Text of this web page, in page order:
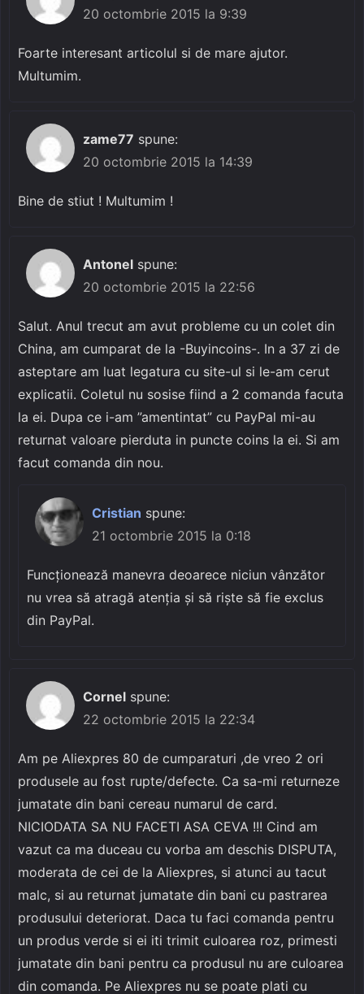
20 octombrie 2015 la 9:39
Foarte interesant articolul si de mare ajutor.
Multumim.
zame77 spune:
20 octombrie 2015 la 14:39
Bine de stiut ! Multumim !
Antonel spune:
20 octombrie 2015 la 22:56
Salut. Anul trecut am avut probleme cu un colet din
China, am cumparat de la -Buyincoins-. In a 37 zi de
asteptare am luat legatura cu site-ul si le-am cerut
explicatii. Coletul nu sosise fiind a 2 comanda facuta
la ei. Dupa ce i-am ”amentintat” cu PayPal mi-au
returnat valoare pierduta in puncte coins la ei. Si am
facut comanda din nou.
Cristian spune:
21 octombrie 2015 la 0:18
Funcționează manevra deoarece niciun vânzător
nu vrea să atragă atenția și să riște să fie exclus
din PayPal.
Cornel spune:
22 octombrie 2015 la 22:34
Am pe Aliexpres 80 de cumparaturi ,de vreo 2 ori
produsele au fost rupte/defecte. Ca sa-mi returneze
jumatate din bani cereau numarul de card.
NICIODATA SA NU FACETI ASA CEVA !!! Cind am
vazut ca ma duceau cu vorba am deschis DISPUTA,
moderata de cei de la Aliexpres, si atunci au tacut
malc, si au returnat jumatate din bani cu pastrarea
produsului deteriorat. Daca tu faci comanda pentru
un produs verde si ei iti trimit culoarea roz, primesti
jumatate din bani pentru ca produsul nu are culoarea
din comanda. Pe Aliexpres nu se poate plati cu